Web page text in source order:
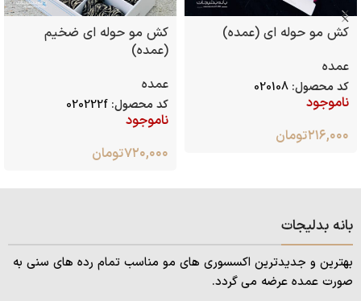
کش مو حوله ای (عمده)
عمده
کد محصول: 020108
ناموجود
۲۱۶,۰۰۰تومان
کش مو حوله ای ضخیم
(عمده)
عمده
کد محصول: 020222f
ناموجود
۷۲۰,۰۰۰تومان
بانه بدلیجات
بهترین و جدیدترین اکسسوری های مو مناسب تمام رده های سنی به
صورت عمده عرضه می گردد.